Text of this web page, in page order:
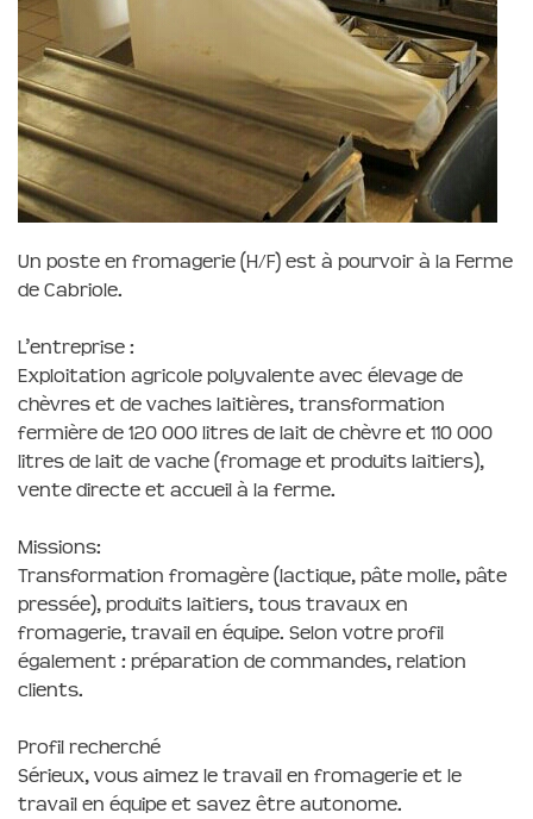
Un poste en fromagerie (H/F) est à pourvoir à la Ferme
de Cabriole.
L’entreprise :
Exploitation agricole polyvalente avec élevage de
chèvres et de vaches laitières, transformation
fermière de 120 000 litres de lait de chèvre et 110 000
litres de lait de vache (fromage et produits laitiers),
vente directe et accueil à la ferme.
Missions:
Transformation fromagère (lactique, pâte molle, pâte
pressée), produits laitiers, tous travaux en
fromagerie, travail en équipe. Selon votre profil
également : préparation de commandes, relation
clients.
Profil recherché
Sérieux, vous aimez le travail en fromagerie et le
travail en équipe et savez être autonome.